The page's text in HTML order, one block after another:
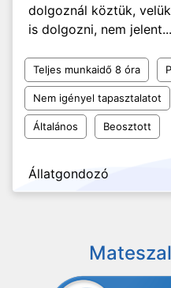
dolgoznál köztük,
is dolgozni, nem jelent...
Teljes munkaidő 8 óra
Nem igényel tapasztalatot
Általános Beosztott
Állatgondozó